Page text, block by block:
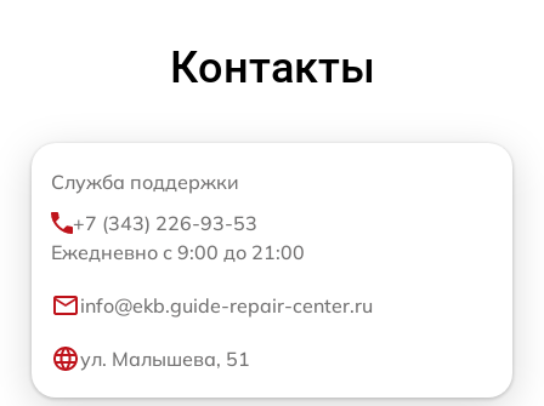
Контакты
Служба поддержки
+7 (343) 226-93-53
Ежедневно с 9:00 до 21:00
info@ekb.guide-repair-center.ru
ул. Малышева, 51